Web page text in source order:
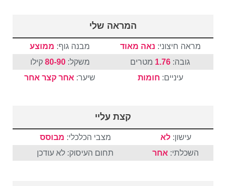
המראה שלי
מראה חיצוני: נאה מאוד מבנה גוף: ממוצע
גובה: 1.76 מטרים משקל:80-90 קילו
עיניים: חומות שיער: אחר קצר אחר
קצת עליי
עישון:לא מצבי הכלכלי: מבוסס
השכלתי: אחר תחום העיסוק: לא עודכן